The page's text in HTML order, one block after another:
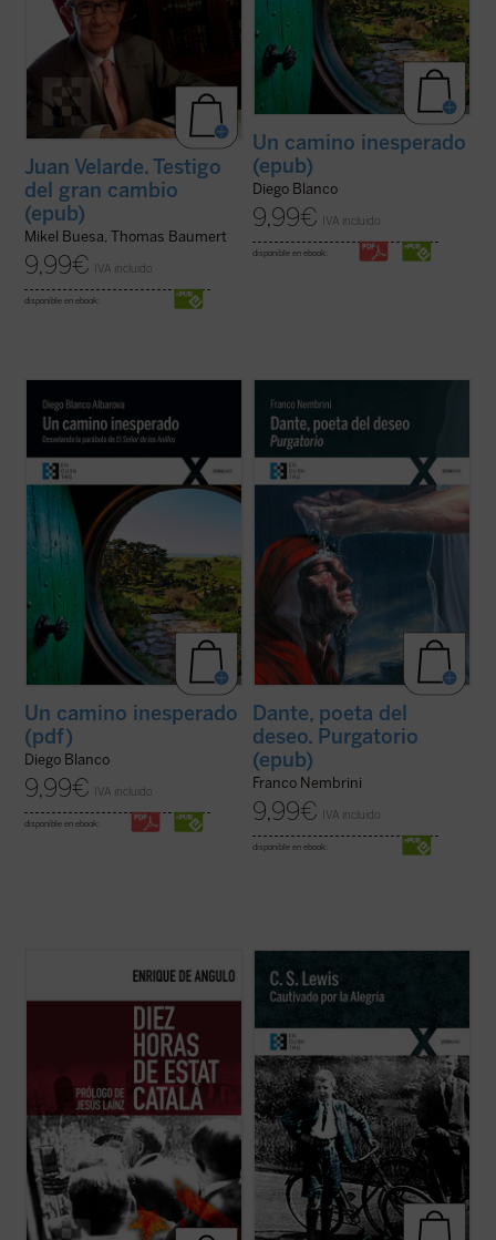
Juan Velarde. Testigo
del gran cambio
(epub)
Mikel Buesa, Thomas Baumert
9,99€ IVA incluido
disponible en ebook:
Un camino inesperado
(epub)
Diego Blanco
9,99€ IVA incluido
disponible en ebook:
queda un Anillo y, aunque no lo sepas, lo
tienes tú. Sal de la comodidad de tu agujero
hobbity ponte en camino con la comunidad
para siempre. Tendrás ...
Un camino inesperado
(pdf)
Diego Blanco
9,99€ IVA incluido
disponible en ebook:
del deseo , que recoge el ciclo de
encuentros dedicados alPurgatorio
Franco Nembrini ahonda en la relación viva
La Divina Comedia
dramática de todo hombre, ...
(ver ficha)
Dante, poeta del
deseo. Purgatorio
(epub)
Franco Nembrini
9,99€ IVA incluido
disponible en ebook:
los trágicos episodios que tuvieron lugar en
1934, realizada por quien fuera testigo
directo de los mismos al encontrarse «en
primera línea» para cubrir la ... (ver ficha)
autobiográfica que C.S. Lewis escribió para
responder a las numerosas peticiones que
para ello a su propia ...